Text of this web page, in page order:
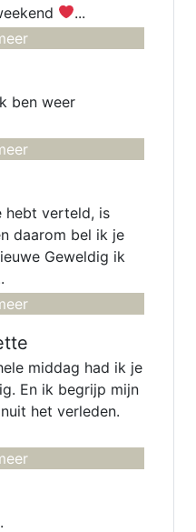
...
ben weer
hebt verteld, is
daarom bel ik je
Geweldig ik
middag had ik je
En ik begrijp mijn
het verleden.